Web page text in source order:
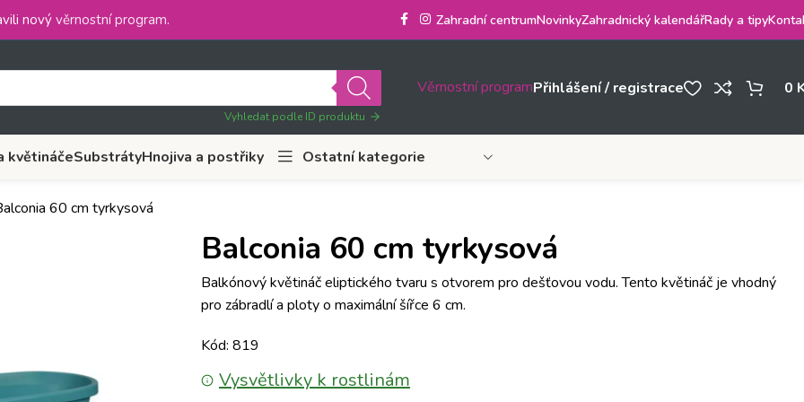
nový věrnostní program. Zahradní centrumNovinkyZahradnický kalendářRady a tipy
Vyhledat podle ID produktu
Věrnostní programPřihlášení / registrace 0
květináčeSubstrátyHnojiva a postřiky Ostatní kategorie
60 cm tyrkysová
Balconia 60 cm tyrkysová
Balkónový květináč eliptického tvaru s otvorem pro dešťovou vodu. Tento květináč je vhodný
pro zábradlí a ploty o maximální šířce 6 cm.
Kód: 819
Vysvětlivky k rostlinám